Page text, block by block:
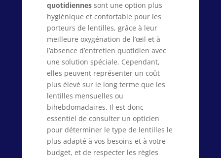
quotidiennessont une option plus
hygiénique et confortable pour les
porteurs de lentilles, grâce à leur
meilleure oxygénation de l’œil et à
l’absence d’entretien quotidien avec
une solution spéciale. Cependant,
elles peuvent représenter un coût
plus élevé sur le long terme que les
lentilles mensuelles ou
bihebdomadaires. Il est donc
essentiel de consulter un opticien
pour déterminer le type de lentilles le
plus adapté à vos besoins et à votre
budget, et de respecter les règles